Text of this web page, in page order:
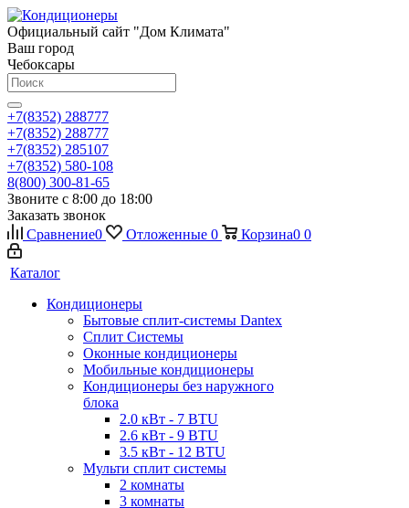
Официальный сайт "Дом Климата"
Ваш город
Чебоксары
+7(8352) 288777
+7(8352) 288777
+7(8352) 285107
+7(8352) 580-108
8(800) 300-81-65
Звоните с 8:00 до 18:00
Заказать звонок
Сравнение0 Отложенные 0 Корзина0 0
Каталог
Кондиционеры
Бытовые сплит-системы Dantex
Сплит Системы
Оконные кондиционеры
Мобильные кондиционеры
Кондиционеры без наружного
блока
2.0 кВт - 7 BTU
2.6 кВт - 9 BTU
3.5 кВт - 12 BTU
Мульти сплит системы
2 комнаты
3 комнаты